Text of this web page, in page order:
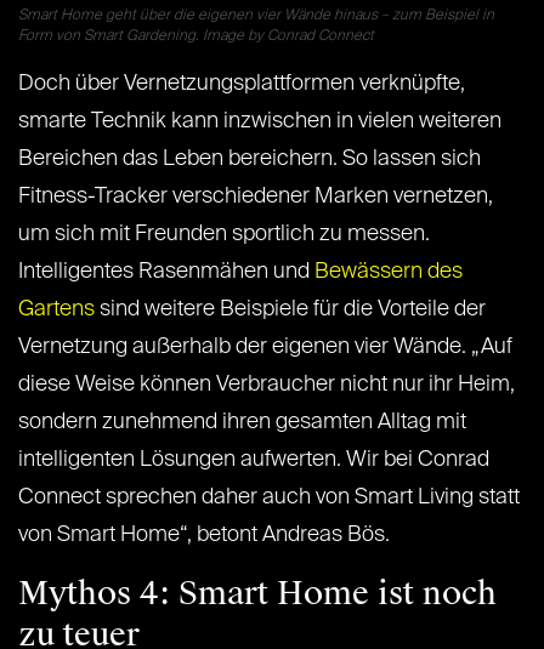
Smart Home geht über die eigenen vier Wände hinaus – zum Beispiel in
Form von Smart Gardening. Image by Conrad Connect
Doch über Vernetzungsplattformen verknüpfte,
smarte Technik kann inzwischen in vielen weiteren
Bereichen das Leben bereichern. So lassen sich
Fitness-Tracker verschiedener Marken vernetzen,
um sich mit Freunden sportlich zu messen.
Intelligentes Rasenmähen und Bewässern des
Gartens sind weitere Beispiele für die Vorteile der
Vernetzung außerhalb der eigenen vier Wände. „Auf
diese Weise können Verbraucher nicht nur ihr Heim,
sondern zunehmend ihren gesamten Alltag mit
intelligenten Lösungen aufwerten. Wir bei Conrad
Connect sprechen daher auch von Smart Living statt
von Smart Home“, betont Andreas Bös.
Mythos 4: Smart Home ist noch
zu teuer